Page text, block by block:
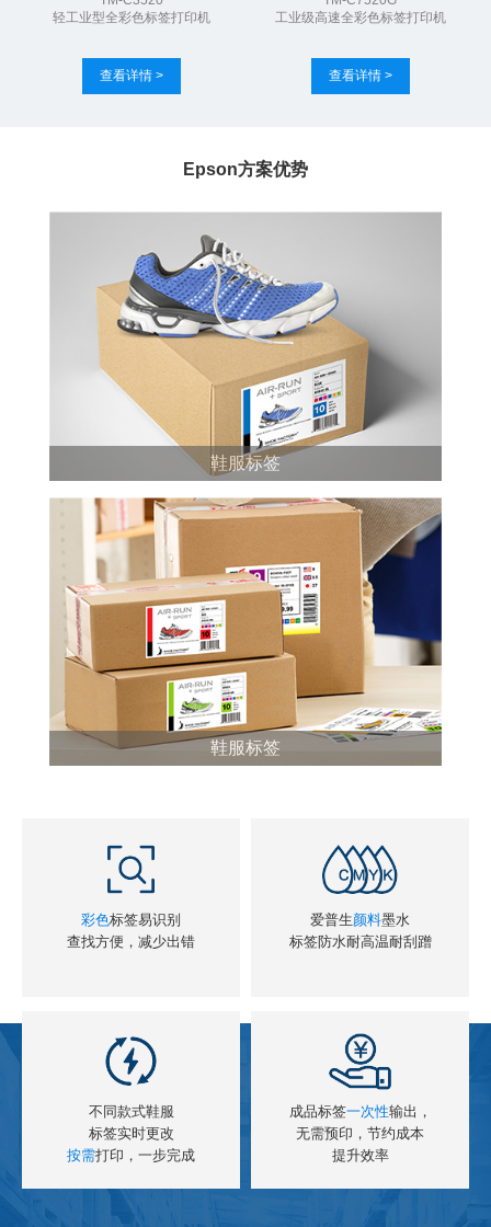
轻工业型全彩色标签打印机
查看详情 >
工业级高速全彩色标签打印机
查看详情 >
Epson方案优势
鞋服标签
鞋服标签
彩色标签易识别
查找方便，减少出错
爱普生颜料墨水
标签防水耐高温耐刮蹭
不同款式鞋服
标签实时更改
按需打印，一步完成
成品标签一次性输出，
无需预印，节约成本
提升效率